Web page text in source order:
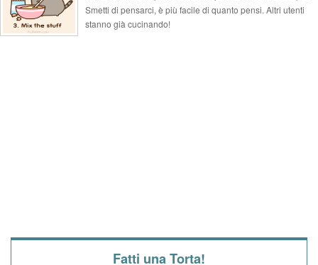
Smetti di pensarci, è più facile di quanto pensi. Altri utenti
stanno già cucinando!
Fatti una Torta!